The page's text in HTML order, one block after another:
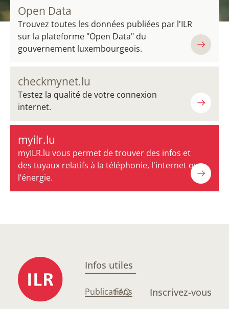
Open Data
Trouvez toutes les données publiées par l'ILR
sur la plateforme "Open Data" du
gouvernement luxembourgeois.
checkmynet.lu
Testez la qualité de votre connexion
internet.
myilr.lu
myILR.lu vous permet de trouver des infos et
des tuyaux relatifs à la téléphonie, l'internet ou
l’énergie.
Infos utiles
Publications
FAQ Inscrivez-vous